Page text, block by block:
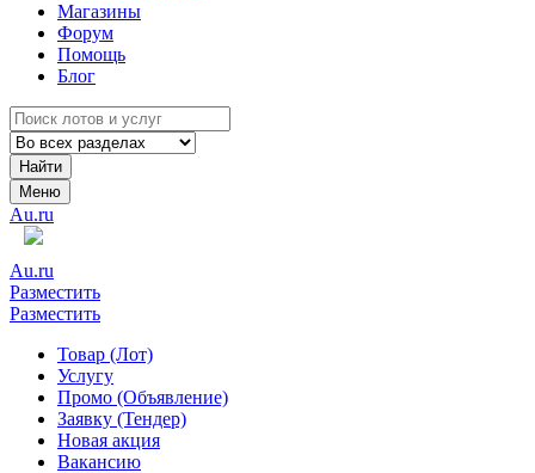
Магазины
Форум
Помощь
Блог
Найти
Меню
Au.ru
Au.ru
Разместить
Разместить
Товар (Лот)
Услугу
Промо (Объявление)
Заявку (Тендер)
Новая акция
Вакансию